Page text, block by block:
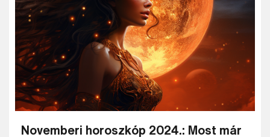
Novemberi horoszkóp 2024.: Most már